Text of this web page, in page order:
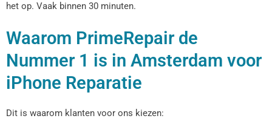
het op. Vaak binnen 30 minuten.
Waarom PrimeRepair de
Nummer 1 is in Amsterdam voor
iPhone Reparatie
Dit is waarom klanten voor ons kiezen: